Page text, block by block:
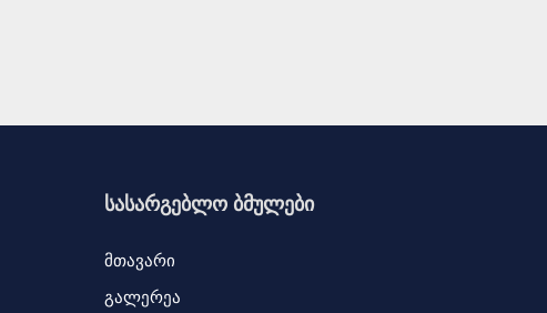
სასარგებლო ბმულები
მთავარი
გალერეა